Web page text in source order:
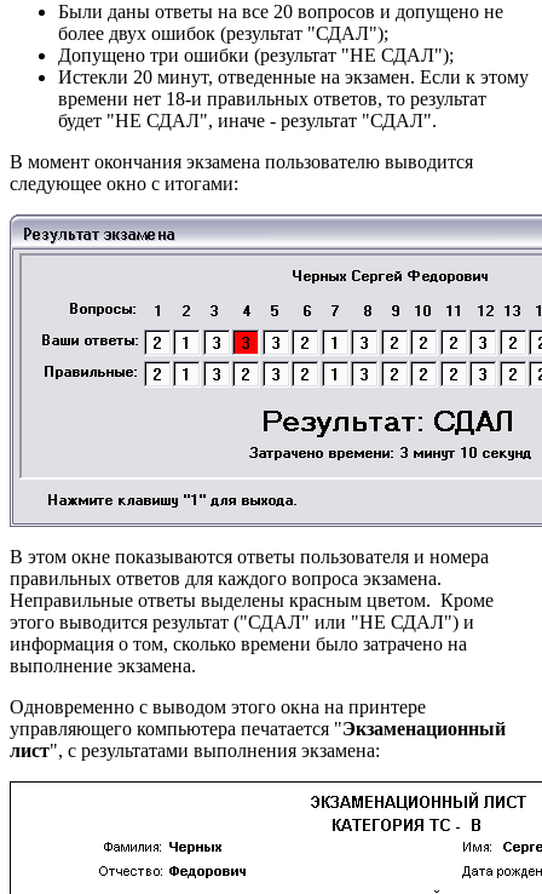
Были даны ответы на все 20 вопросов и допущено не
более двух ошибок (результат "СДАЛ");
Допущено три ошибки (результат "НЕ СДАЛ");
Истекли 20 минут, отведенные на экзамен. Если к этому
времени нет 18-и правильных ответов, то результат
будет "НЕ СДАЛ", иначе - результат "СДАЛ".
В момент окончания экзамена пользователю выводится
следующее окно с итогами:
В этом окне показываются ответы пользователя и номера
правильных ответов для каждого вопроса экзамена.
Неправильные ответы выделены красным цветом. Кроме
этого выводится результат ("СДАЛ" или "НЕ СДАЛ") и
информация о том, сколько времени было затрачено на
выполнение экзамена.
Одновременно с выводом этого окна на принтере
управляющего компьютера печатается "Экзаменационный
лист", с результатами выполнения экзамена: